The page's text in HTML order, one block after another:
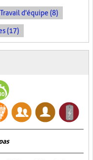
Travail d'équipe (8)
(17)